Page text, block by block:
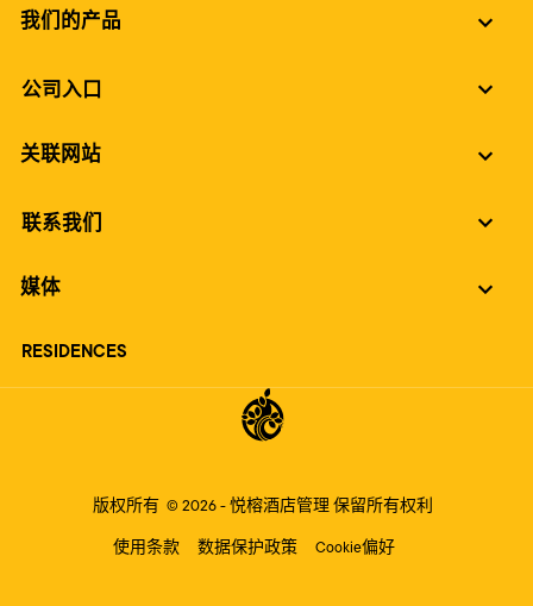
我们的产品
公司入口
关联网站
联系我们
媒体
RESIDENCES
版权所有 © 2026 - 悦榕酒店管理 保留所有权利
使用条款 数据保护政策 Cookie偏好